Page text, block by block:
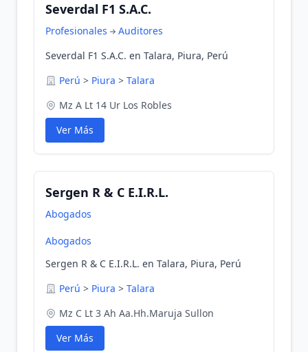
Severdal F1 S.A.C.
Profesionales
Auditores
Severdal F1 S.A.C. en Talara, Piura, Perú
Perú > Piura > Talara
Mz A Lt 14 Ur Los Robles
Ver Más
Sergen R & C E.I.R.L.
Abogados
Abogados
Sergen R & C E.I.R.L. en Talara, Piura, Perú
Perú > Piura > Talara
Mz C Lt 3 Ah Aa.Hh.Maruja Sullon
Ver Más